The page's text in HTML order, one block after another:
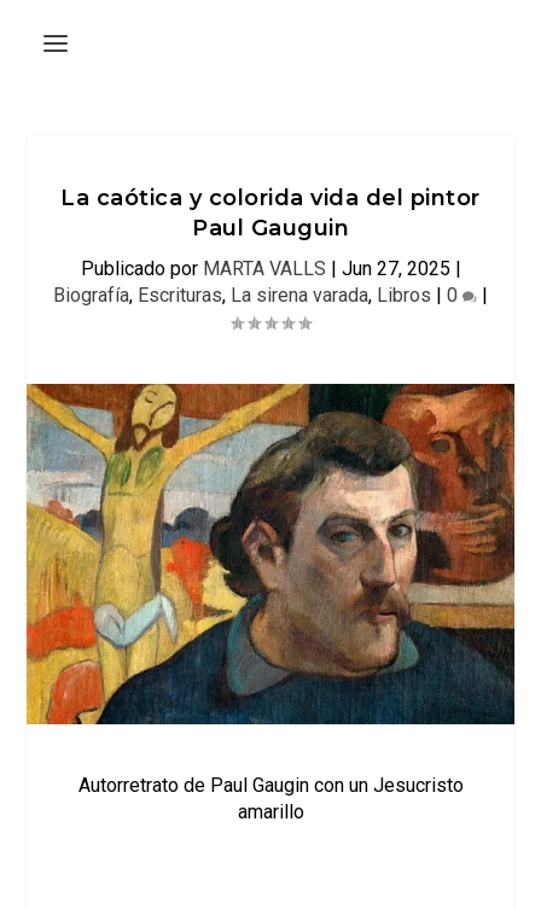
La caótica y colorida vida del pintor
Paul Gauguin
Publicado por MARTA VALLS | Jun 27, 2025 |
Biografía, Escrituras, La sirena varada, Libros | 0 |
Autorretrato de Paul Gaugin con un Jesucristo
amarillo